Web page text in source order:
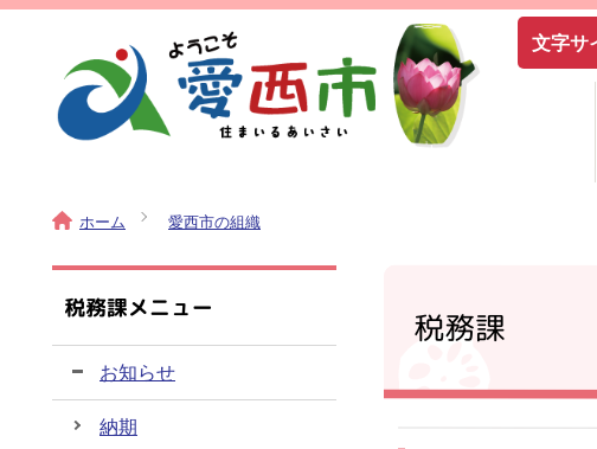
文字サ
ホーム 愛西市の組織
税務課
税務課メニュー
お知らせ
納期